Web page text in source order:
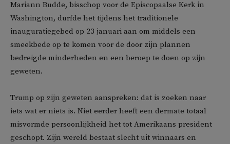
Mariann Budde, bisschop voor de Episcopaalse Kerk in
Washington, durfde het tijdens het traditionele
inauguratiegebed op 23 januari aan om middels een
smeekbede op te komen voor de door zijn plannen
bedreigde minderheden en een beroep te doen op zijn
geweten.
Trump op zijn geweten aanspreken: dat is zoeken naar
iets wat er niets is. Niet eerder heeft een dermate totaal
misvormde persoonlijkheid het tot Amerikaans president
geschopt. Zijn wereld bestaat slecht uit winnaars en